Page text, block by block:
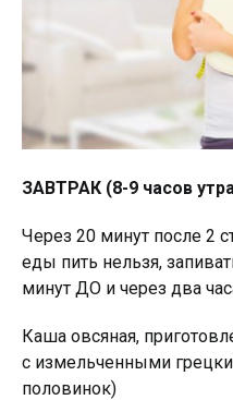
ЗАВТРАК (8-9 часов
Через 20 минут после 2
еды пить нельзя,
минут ДО и через два
Каша овсяная,
с измельченными
половинок)